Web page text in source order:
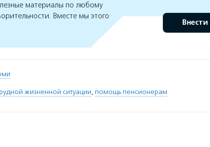
материалы по любому
Вместе мы этого
Внести
жизненной ситуации, помощь пенсионерам